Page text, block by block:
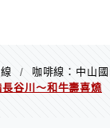
世界走透透
/ 咖啡線：中山國
長谷川～和牛壽喜燒